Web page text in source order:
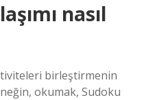
nasıl
birleştirmenin
okumak, Sudoku